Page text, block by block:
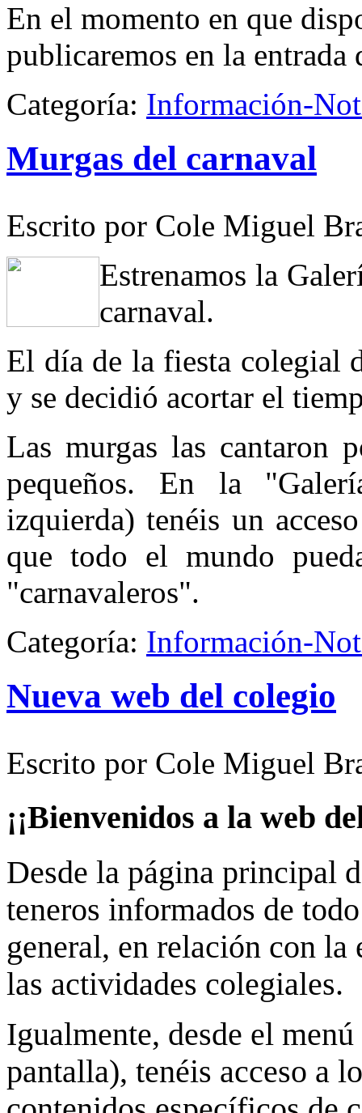
En el momento en que
publicaremos en la
Categoría: Información-
Murgas del carnaval
Escrito por Cole Miguel
Estrenamos la
carnaval.
El día de la fiesta colegial
y se decidió acortar el
Las murgas las cantaron
pequeños. En la
izquierda) tenéis un
que todo el mundo
"carnavaleros".
Categoría: Información-
Nueva web del colegio
Escrito por Cole Miguel
¡¡Bienvenidos a la web
Desde la página principal
teneros informados de
general, en relación con
las actividades colegiales.
Igualmente, desde el
pantalla), tenéis acceso a